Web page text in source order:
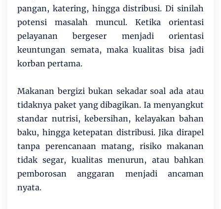
pangan, katering, hingga distribusi. Di sinilah
potensi masalah muncul. Ketika orientasi
pelayanan bergeser menjadi orientasi
keuntungan semata, maka kualitas bisa jadi
korban pertama.
Makanan bergizi bukan sekadar soal ada atau
tidaknya paket yang dibagikan. Ia menyangkut
standar nutrisi, kebersihan, kelayakan bahan
baku, hingga ketepatan distribusi. Jika dirapel
tanpa perencanaan matang, risiko makanan
tidak segar, kualitas menurun, atau bahkan
pemborosan anggaran menjadi ancaman
nyata.